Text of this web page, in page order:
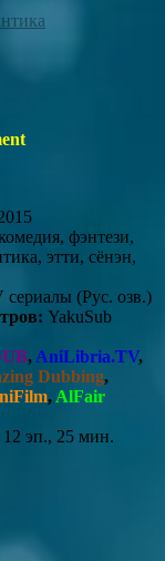
фэнтези,
этти, сёнэн,
сериалы (Рус. озв.)
YakuSub
, AniLibria.TV,
Dubbing,
, AlFair
эп., 25 мин.